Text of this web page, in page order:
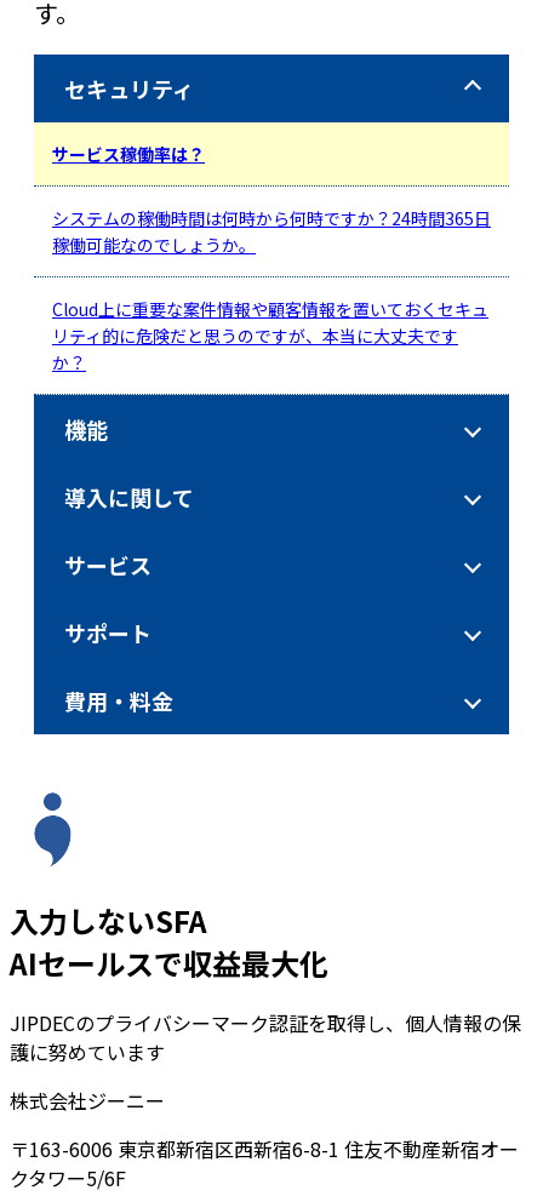
セキュリティ
サービス稼働率は？
システムの稼働時間は何時から何時ですか？24時間365日
稼働可能なのでしょうか。
Cloud上に重要な案件情報や顧客情報を置いておくセキュ
リティ的に危険だと思うのですが、本当に大丈夫です
か？
機能
導入に関して
サービス
サポート
費用・料金
す。
入力しないSFA
AIセールスで収益最大化
JIPDECのプライバシーマーク認証を取得し、個人情報の保
護に努めています
株式会社ジーニー
〒163-6006 東京都新宿区西新宿6-8-1 住友不動産新宿オー
クタワー5/6F